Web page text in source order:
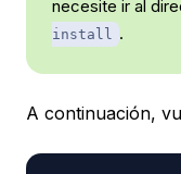
necesite ir al
install .
A continuación,